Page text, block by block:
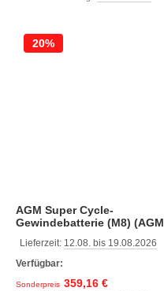
AGM Super Cycle-
Gewindebatterie (M8) (AGM
x 171 x 214, 34.0)
Lieferzeit: 12.08. bis 19.08.2026
Verfügbar:
Sonderpreis 359,16 €
20%